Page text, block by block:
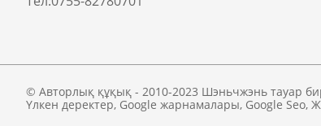
© Авторлық құқық - 2010-2023 Шэньчжэнь тауар
Үлкен деректер, Google жарнамалары, Google Seo,